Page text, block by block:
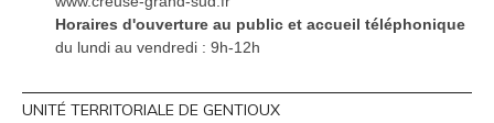
Horaires d'ouverture au public et accueil téléphonique
du lundi au vendredi : 9h-12h
UNITÉ TERRITORIALE DE GENTIOUX